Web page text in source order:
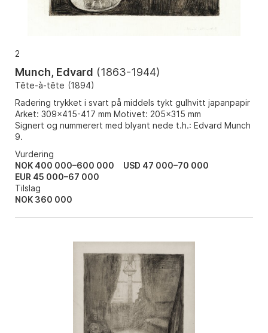
2
Munch, Edvard (1863-1944)
Tête-à-tête (1894)
Radering trykket i svart på middels tykt gulhvitt japanpapir
Arket: 309x415-417 mm Motivet: 205x315 mm
Signert og nummerert med blyant nede t.h.: Edvard Munch
9.
Vurdering
NOK 400 000–600 000
USD 47 000–70 000
EUR 45 000–67 000
Tilslag
NOK 360 000